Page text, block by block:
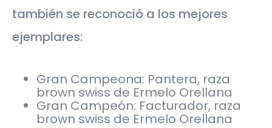
también se reconoció a los mejores
ejemplares:
Gran Campeona: Pantera, raza
brown swiss de Ermelo Orellana
Gran Campeón: Facturador, raza
brown swiss de Ermelo Orellana